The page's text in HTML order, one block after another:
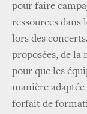
pour faire
ressources dans
lors des
proposées, de la
pour que les
manière adaptée
forfait de